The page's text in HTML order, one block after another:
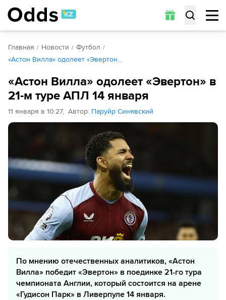
Главная Новости
Футбол
«Астон Вилла» одолеет «Эвертон…
«Астон Вилла» одолеет «Эвертон» в
21-м туре АПЛ 14 января
11 января в 10:27, Автор: Паруйр Синявский
По мнению отечественных аналитиков, «Астон
Вилла» победит «Эвертон» в поединке 21-го тура
чемпионата Англии, который состоится на арене
«Гудисон Парк» в Ливерпуле 14 января.